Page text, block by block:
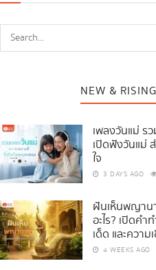
NEW & RISING
เพลงวันแม่ ร
เปิดฟังวันแม่
ใจ
3 DAYS AGO
ฝันเห็นพญาน
อะไร? เปิดคำ
เด็ด และความ
4 WEEKS AGO